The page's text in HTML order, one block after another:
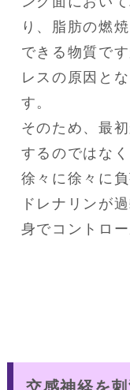
り、脂肪の燃
できる物質で
レスの原因と
す。
そのため、最
するのではな
徐々に徐々に
ドレナリンが
身でコントロ
交感神経を